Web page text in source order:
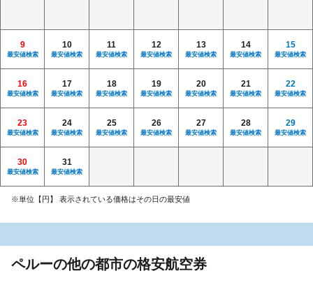
9
最安値検索
10
最安値検索
11
最安値検索
12
最安値検索
13
最安値検索
14
最安値検索
15
最安値検索
16
最安値検索
17
最安値検索
18
最安値検索
19
最安値検索
20
最安値検索
21
最安値検索
22
最安値検索
23
最安値検索
24
最安値検索
25
最安値検索
26
最安値検索
27
最安値検索
28
最安値検索
29
最安値検索
30
最安値検索
31
最安値検索
※単位【円】 表示されている価格はその日の最安値
ペルーの他の都市の格安航空券